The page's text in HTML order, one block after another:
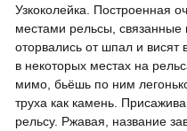
Узкоколейка. Построенная
местами рельсы,
оторвались от шпал и
в некоторых местах на
мимо, бьёшь по ним
труха как камень.
рельсу. Ржавая, название